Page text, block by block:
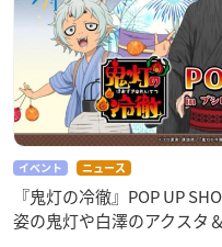
イベント ニュース
『鬼灯の冷徹』POP UP
姿の鬼灯や白澤のアクスタ